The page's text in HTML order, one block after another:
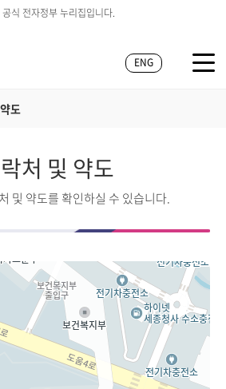
식 전자정부 누리집입니다.
ENG
도
처 및 약도
및 약도를 확인하실 수 있습니다.